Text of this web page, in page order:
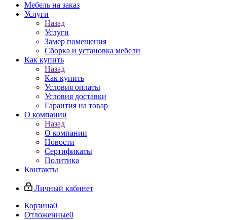
Мебель на заказ
Услуги
Назад
Услуги
Замер помещения
Сборка и установка мебели
Как купить
Назад
Как купить
Условия оплаты
Условия доставки
Гарантия на товар
О компании
Назад
О компании
Новости
Сертификаты
Политика
Контакты
Личный кабинет
Корзина0
Отложенные0